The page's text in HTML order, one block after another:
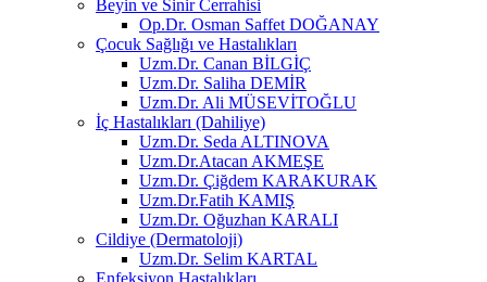
Beyin ve Sinir Cerrahisi
Op.Dr. Osman Saffet DOĞANAY
Çocuk Sağlığı ve Hastalıkları
Uzm.Dr. Canan BİLGİÇ
Uzm.Dr. Saliha DEMİR
Uzm.Dr. Ali MÜSEVİTOĞLU
İç Hastalıkları (Dahiliye)
Uzm.Dr. Seda ALTINOVA
Uzm.Dr.Atacan AKMEŞE
Uzm.Dr. Çiğdem KARAKURAK
Uzm.Dr.Fatih KAMIŞ
Uzm.Dr. Oğuzhan KARALI
Cildiye (Dermatoloji)
Uzm.Dr. Selim KARTAL
Enfeksiyon Hastalıkları